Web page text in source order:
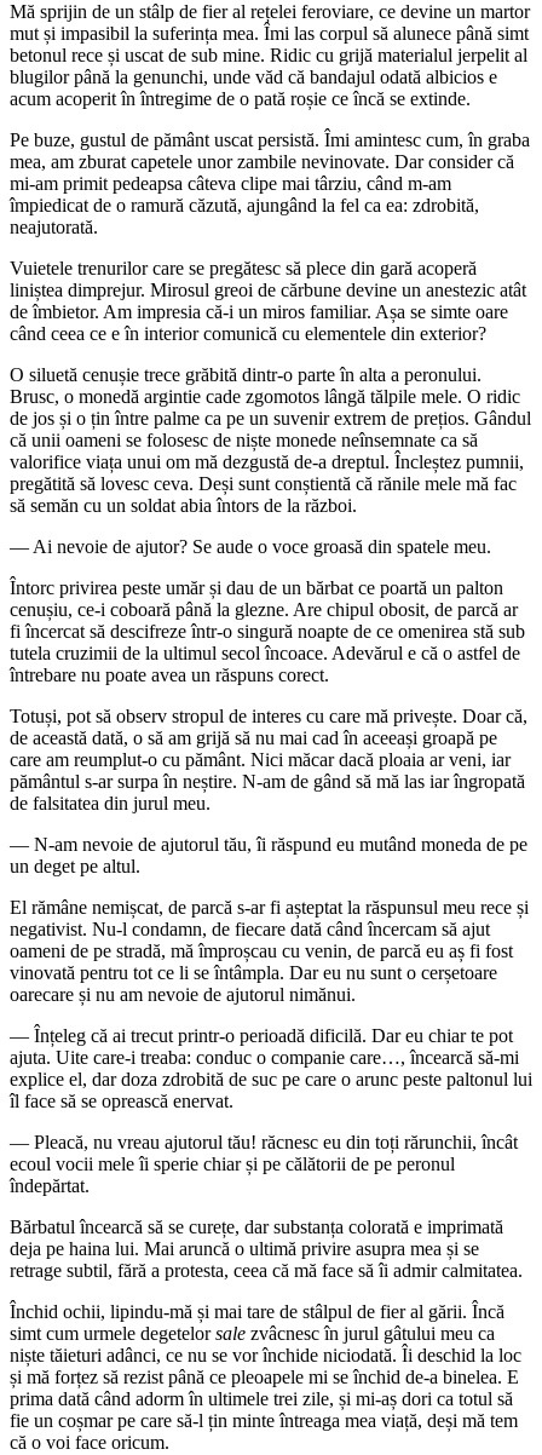
Mă sprijin de un stâlp de fier al rețelei feroviare, ce devine un martor
mut și impasibil la suferința mea. Îmi las corpul să alunece până simt
betonul rece și uscat de sub mine. Ridic cu grijă materialul jerpelit al
blugilor până la genunchi, unde văd că bandajul odată albicios e
acum acoperit în întregime de o pată roșie ce încă se extinde.
Pe buze, gustul de pământ uscat persistă. Îmi amintesc cum, în graba
mea, am zburat capetele unor zambile nevinovate. Dar consider că
mi-am primit pedeapsa câteva clipe mai târziu, când m-am
împiedicat de o ramură căzută, ajungând la fel ca ea: zdrobită,
neajutorată.
Vuietele trenurilor care se pregătesc să plece din gară acoperă
liniștea dimprejur. Mirosul greoi de cărbune devine un anestezic atât
de îmbietor. Am impresia că-i un miros familiar. Așa se simte oare
când ceea ce e în interior comunică cu elementele din exterior?
O siluetă cenușie trece grăbită dintr-o parte în alta a peronului.
Brusc, o monedă argintie cade zgomotos lângă tălpile mele. O ridic
de jos și o țin între palme ca pe un suvenir extrem de prețios. Gândul
că unii oameni se folosesc de niște monede neînsemnate ca să
valorifice viața unui om mă dezgustă de-a dreptul. Încleștez pumnii,
pregătită să lovesc ceva. Deși sunt conștientă că rănile mele mă fac
să semăn cu un soldat abia întors de la război.
— Ai nevoie de ajutor? Se aude o voce groasă din spatele meu.
Întorc privirea peste umăr și dau de un bărbat ce poartă un palton
cenușiu, ce-i coboară până la glezne. Are chipul obosit, de parcă ar
fi încercat să descifreze într-o singură noapte de ce omenirea stă sub
tutela cruzimii de la ultimul secol încoace. Adevărul e că o astfel de
întrebare nu poate avea un răspuns corect.
Totuși, pot să observ stropul de interes cu care mă privește. Doar că,
de această dată, o să am grijă să nu mai cad în aceeași groapă pe
care am reumplut-o cu pământ. Nici măcar dacă ploaia ar veni, iar
pământul s-ar surpa în neștire. N-am de gând să mă las iar îngropată
de falsitatea din jurul meu.
— N-am nevoie de ajutorul tău, îi răspund eu mutând moneda de pe
un deget pe altul.
El rămâne nemișcat, de parcă s-ar fi așteptat la răspunsul meu rece și
negativist. Nu-l condamn, de fiecare dată când încercam să ajut
oameni de pe stradă, mă împroșcau cu venin, de parcă eu aș fi fost
vinovată pentru tot ce li se întâmpla. Dar eu nu sunt o cerșetoare
oarecare și nu am nevoie de ajutorul nimănui.
— Înțeleg că ai trecut printr-o perioadă dificilă. Dar eu chiar te pot
ajuta. Uite care-i treaba: conduc o companie care…, încearcă să-mi
explice el, dar doza zdrobită de suc pe care o arunc peste paltonul lui
îl face să se oprească enervat.
— Pleacă, nu vreau ajutorul tău! răcnesc eu din toți rărunchii, încât
ecoul vocii mele îi sperie chiar și pe călătorii de pe peronul
îndepărtat.
Bărbatul încearcă să se curețe, dar substanța colorată e imprimată
deja pe haina lui. Mai aruncă o ultimă privire asupra mea și se
retrage subtil, fără a protesta, ceea că mă face să îi admir calmitatea.
Închid ochii, lipindu-mă și mai tare de stâlpul de fier al gării. Încă
simt cum urmele degetelorsale zvâcnesc în jurul gâtului meu ca
niște tăieturi adânci, ce nu se vor închide niciodată. Îi deschid la loc
și mă forțez să rezist până ce pleoapele mi se închid de-a binelea. E
prima dată când adorm în ultimele trei zile, și mi-aș dori ca totul să
fie un coșmar pe care să-l țin minte întreaga mea viață, deși mă tem
că o voi face oricum.